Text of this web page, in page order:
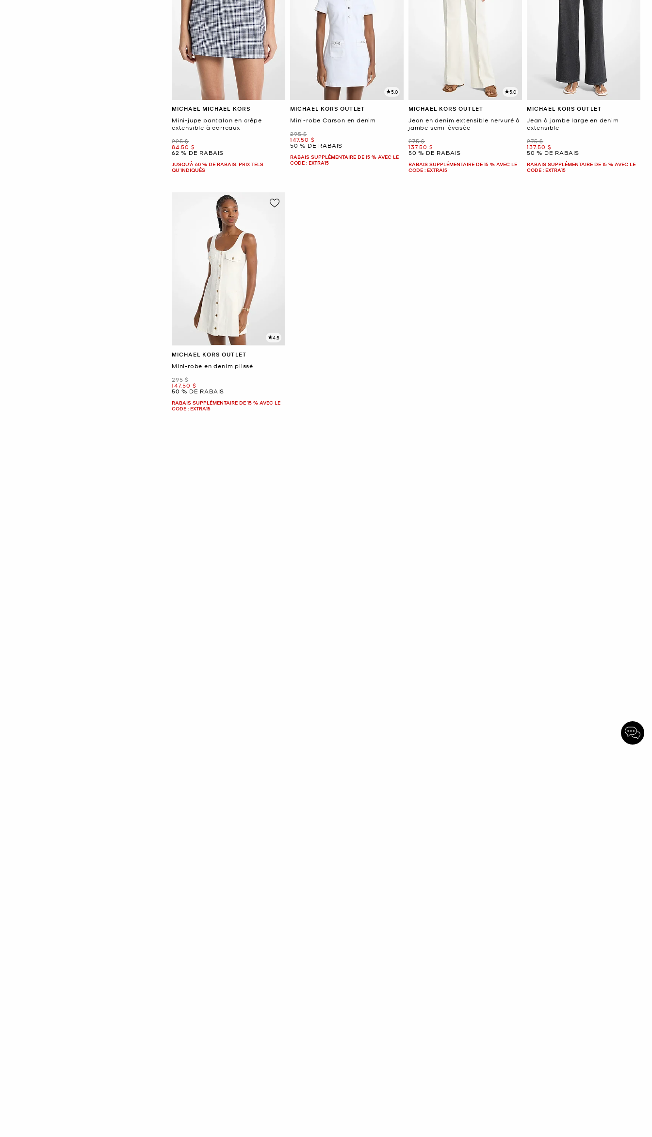
MICHAEL MICHAEL KORS
Mini-jupe pantalon en crêpe
extensible à carreaux
était
225 $
maintenant
84.50 $
62 % DE RABAIS
JUSQU’À 60 % DE RABAIS. PRIX TELS
QU'INDIQUÉS
5.0
MICHAEL KORS OUTLET
Mini-robe Carson en denim
était
295 $
maintenant
147.50 $
50 % DE RABAIS
RABAIS SUPPLÉMENTAIRE DE 15 % AVEC LE
CODE : EXTRA15
5.0
MICHAEL KORS OUTLET
Jean en denim extensible nervuré à
jambe semi-évasée
était
275 $
maintenant
137.50 $
50 % DE RABAIS
RABAIS SUPPLÉMENTAIRE DE 15 % AVEC LE
CODE : EXTRA15
MICHAEL KORS OUTLET
Jean à jambe large en denim
extensible
était
275 $
maintenant
137.50 $
50 % DE RABAIS
RABAIS SUPPLÉMENTAIRE DE 15 % AVEC LE
CODE : EXTRA15
4.5
MICHAEL KORS OUTLET
Mini-robe en denim plissé
était
295 $
maintenant
147.50 $
50 % DE RABAIS
RABAIS SUPPLÉMENTAIRE DE 15 % AVEC LE
CODE : EXTRA15